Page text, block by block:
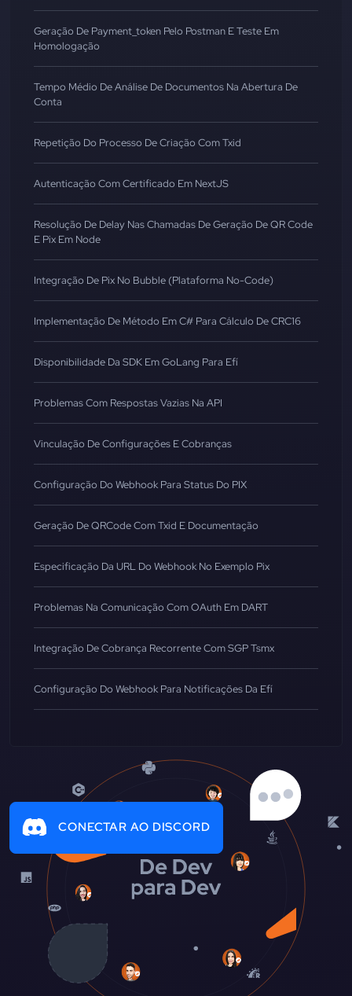
Geração De Payment_token Pelo Postman E Teste Em
Homologação
Tempo Médio De Análise De Documentos Na Abertura De
Conta
Repetição Do Processo De Criação Com Txid
Autenticação Com Certificado Em NextJS
Resolução De Delay Nas Chamadas De Geração De QR Code
E Pix Em Node
Integração De Pix No Bubble (Plataforma No-Code)
Implementação De Método Em C# Para Cálculo De CRC16
Disponibilidade Da SDK Em GoLang Para Efí
Problemas Com Respostas Vazias Na API
Vinculação De Configurações E Cobranças
Configuração Do Webhook Para Status Do PIX
Geração De QRCode Com Txid E Documentação
Especificação Da URL Do Webhook No Exemplo Pix
Problemas Na Comunicação Com OAuth Em DART
Integração De Cobrança Recorrente Com SGP Tsmx
Configuração Do Webhook Para Notificações Da Efí
CONECTAR AO DISCORD